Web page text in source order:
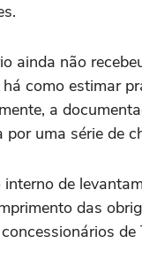
ainda não
há como estimar
a
por uma série de
de
das
de